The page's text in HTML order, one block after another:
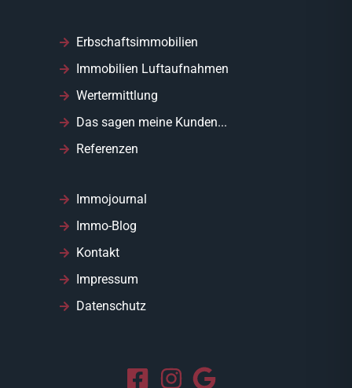
Erbschaftsimmobilien
Immobilien Luftaufnahmen
Wertermittlung
Das sagen meine Kunden...
Referenzen
Immojournal
Immo-Blog
Kontakt
Impressum
Datenschutz